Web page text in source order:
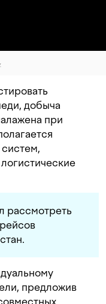
добыча
при
рассмотреть
предложив